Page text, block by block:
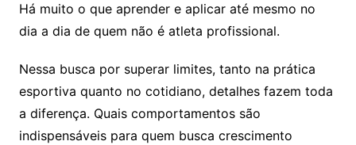
Há muito o que aprender e aplicar até mesmo no
dia a dia de quem não é atleta profissional.
Nessa busca por superar limites, tanto na prática
esportiva quanto no cotidiano, detalhes fazem toda
a diferença. Quais comportamentos são
indispensáveis para quem busca crescimento